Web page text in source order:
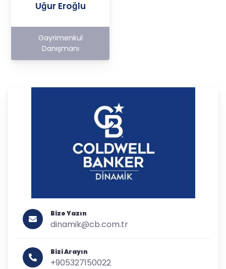
Bize Yazın
dinamik@cb.com.tr
Bizi Arayın
+905327150022
Uğur Eroğlu
Gayrimenkul
Danışmanı